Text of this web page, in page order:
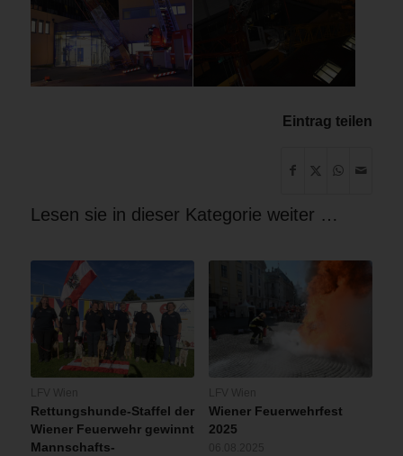
Eintrag teilen
Lesen sie in dieser Kategorie weiter …
Rettungshunde-Staffel der
Wiener Feuerwehr gewinnt
Mannschafts-
Wiener Feuerwehrfest
2025